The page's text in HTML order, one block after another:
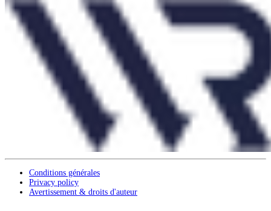
Conditions générales
Privacy policy
Avertissement & droits d'auteur